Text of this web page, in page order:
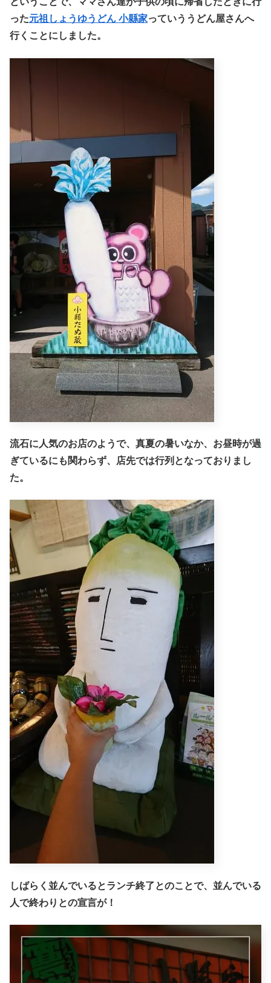
った元祖しょうゆうどん 小縣家っていううどん屋さんへ
行くことにしました。
流石に人気のお店のようで、真夏の暑いなか、お昼時が過
ぎているにも関わらず、店先では行列となっておりまし
た。
しばらく並んでいるとランチ終了とのことで、並んでいる
人で終わりとの宣言が！